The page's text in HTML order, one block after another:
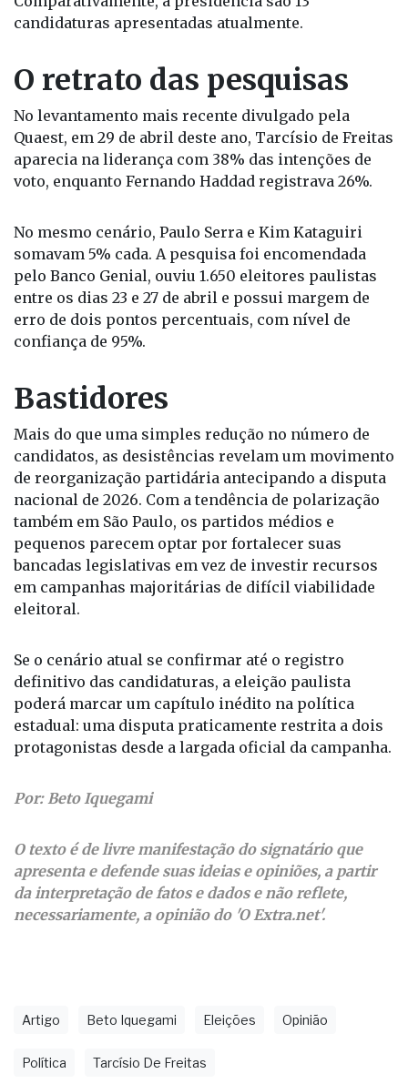
candidaturas apresentadas atualmente.
O retrato das pesquisas
No levantamento mais recente divulgado pela
Quaest, em 29 de abril deste ano, Tarcísio de Freitas
aparecia na liderança com 38% das intenções de
voto, enquanto Fernando Haddad registrava 26%.
No mesmo cenário, Paulo Serra e Kim Kataguiri
somavam 5% cada. A pesquisa foi encomendada
pelo Banco Genial, ouviu 1.650 eleitores paulistas
entre os dias 23 e 27 de abril e possui margem de
erro de dois pontos percentuais, com nível de
confiança de 95%.
Bastidores
Mais do que uma simples redução no número de
candidatos, as desistências revelam um movimento
de reorganização partidária antecipando a disputa
nacional de 2026. Com a tendência de polarização
também em São Paulo, os partidos médios e
pequenos parecem optar por fortalecer suas
bancadas legislativas em vez de investir recursos
em campanhas majoritárias de difícil viabilidade
eleitoral.
Se o cenário atual se confirmar até o registro
definitivo das candidaturas, a eleição paulista
poderá marcar um capítulo inédito na política
estadual: uma disputa praticamente restrita a dois
protagonistas desde a largada oficial da campanha.
Por: Beto Iquegami
O texto é de livre manifestação do signatário que
apresenta e defende suas ideias e opiniões, a partir
da interpretação de fatos e dados e não reflete,
necessariamente, a opinião do 'O Extra.net'.
Artigo Beto Iquegami Eleições Opinião
Política Tarcísio De Freitas